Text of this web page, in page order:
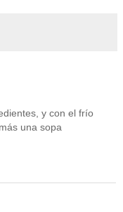
y con el frío
una sopa